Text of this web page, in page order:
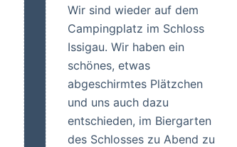
Wir sind wieder auf dem
Campingplatz im Schloss
Issigau. Wir haben ein
schönes, etwas
abgeschirmtes Plätzchen
und uns auch dazu
entschieden, im Biergarten
des Schlosses zu Abend zu